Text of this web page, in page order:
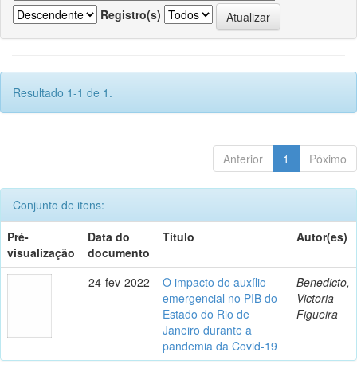
Registro(s)
Resultado 1-1 de 1.
Anterior 1 Póximo
Conjunto de itens:
Pré-
visualização
Data do
documento
Título Autor(es)
24-fev-2022
O impacto do auxílio
emergencial no PIB do
Estado do Rio de
Janeiro durante a
pandemia da Covid-19
Benedicto,
Victoria
Figueira